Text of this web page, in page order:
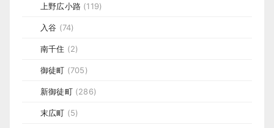
上野広小路 (119)
入谷 (74)
南千住 (2)
御徒町 (705)
新御徒町(286)
末広町 (5)